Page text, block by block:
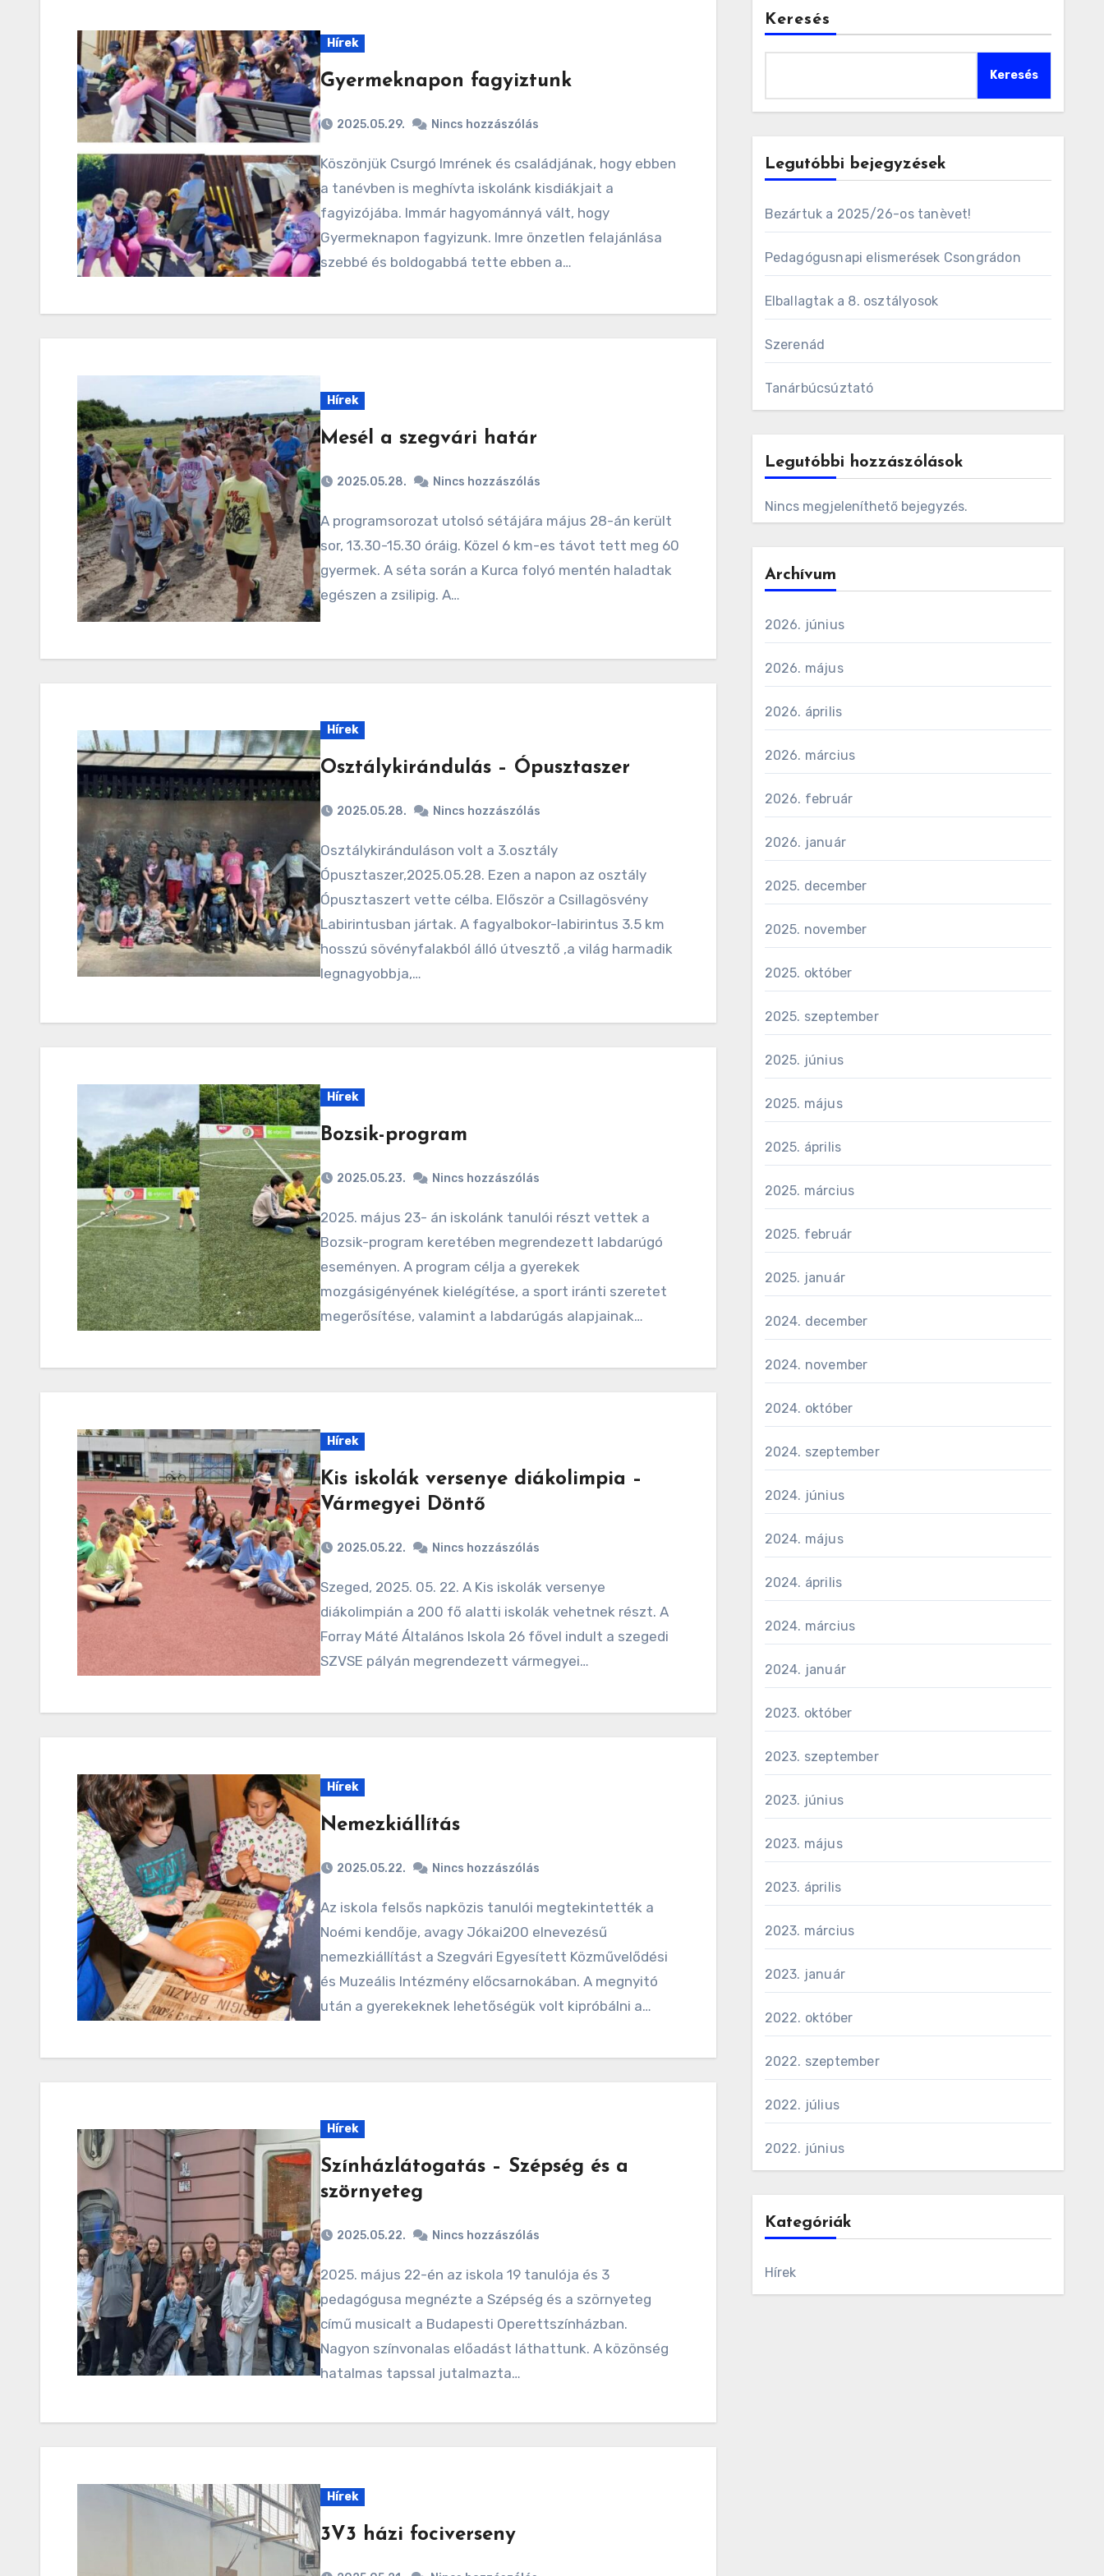
Hírek
Gyermeknapon fagyiztunk
2025.05.29. Nincs hozzászólás
Köszönjük Csurgó Imrének és családjának, hogy ebben
a tanévben is meghívta iskolánk kisdiákjait a
fagyizójába. Immár hagyománnyá vált, hogy
Gyermeknapon fagyizunk. Imre önzetlen felajánlása
szebbé és boldogabbá tette ebben a…
Hírek
Mesél a szegvári határ
2025.05.28. Nincs hozzászólás
A programsorozat utolsó sétájára május 28-án került
sor, 13.30-15.30 óráig. Közel 6 km-es távot tett meg 60
gyermek. A séta során a Kurca folyó mentén haladtak
egészen a zsilipig. A…
Hírek
Osztálykirándulás – Ópusztaszer
2025.05.28. Nincs hozzászólás
Osztálykiránduláson volt a 3.osztály
Ópusztaszer,2025.05.28. Ezen a napon az osztály
Ópusztaszert vette célba. Először a Csillagösvény
Labirintusban jártak. A fagyalbokor-labirintus 3.5 km
hosszú sövényfalakból álló útvesztő ,a világ harmadik
legnagyobbja,…
Hírek
Bozsik-program
2025.05.23. Nincs hozzászólás
2025. május 23- án iskolánk tanulói részt vettek a
Bozsik-program keretében megrendezett labdarúgó
eseményen. A program célja a gyerekek
mozgásigényének kielégítése, a sport iránti szeretet
megerősítése, valamint a labdarúgás alapjainak…
Hírek
Kis iskolák versenye diákolimpia –
Vármegyei Döntő
2025.05.22. Nincs hozzászólás
Szeged, 2025. 05. 22. A Kis iskolák versenye
diákolimpián a 200 fő alatti iskolák vehetnek részt. A
Forray Máté Általános Iskola 26 fővel indult a szegedi
SZVSE pályán megrendezett vármegyei…
Hírek
Nemezkiállítás
2025.05.22. Nincs hozzászólás
Az iskola felsős napközis tanulói megtekintették a
Noémi kendője, avagy Jókai200 elnevezésű
nemezkiállítást a Szegvári Egyesített Közművelődési
és Muzeális Intézmény előcsarnokában. A megnyitó
után a gyerekeknek lehetőségük volt kipróbálni a…
Hírek
Színházlátogatás – Szépség és a
szörnyeteg
2025.05.22. Nincs hozzászólás
2025. május 22-én az iskola 19 tanulója és 3
pedagógusa megnézte a Szépség és a szörnyeteg
című musicalt a Budapesti Operettszínházban.
Nagyon színvonalas előadást láthattunk. A közönség
hatalmas tapssal jutalmazta…
Hírek
3V3 házi fociverseny
Keresés
Keresés
Legutóbbi bejegyzések
Bezártuk a 2025/26-os tanèvet!
Pedagógusnapi elismerések Csongrádon
Elballagtak a 8. osztályosok
Szerenád
Tanárbúcsúztató
Legutóbbi hozzászólások
Nincs megjeleníthető bejegyzés.
Archívum
2026. június
2026. május
2026. április
2026. március
2026. február
2026. január
2025. december
2025. november
2025. október
2025. szeptember
2025. június
2025. május
2025. április
2025. március
2025. február
2025. január
2024. december
2024. november
2024. október
2024. szeptember
2024. június
2024. május
2024. április
2024. március
2024. január
2023. október
2023. szeptember
2023. június
2023. május
2023. április
2023. március
2023. január
2022. október
2022. szeptember
2022. július
2022. június
Kategóriák
Hírek